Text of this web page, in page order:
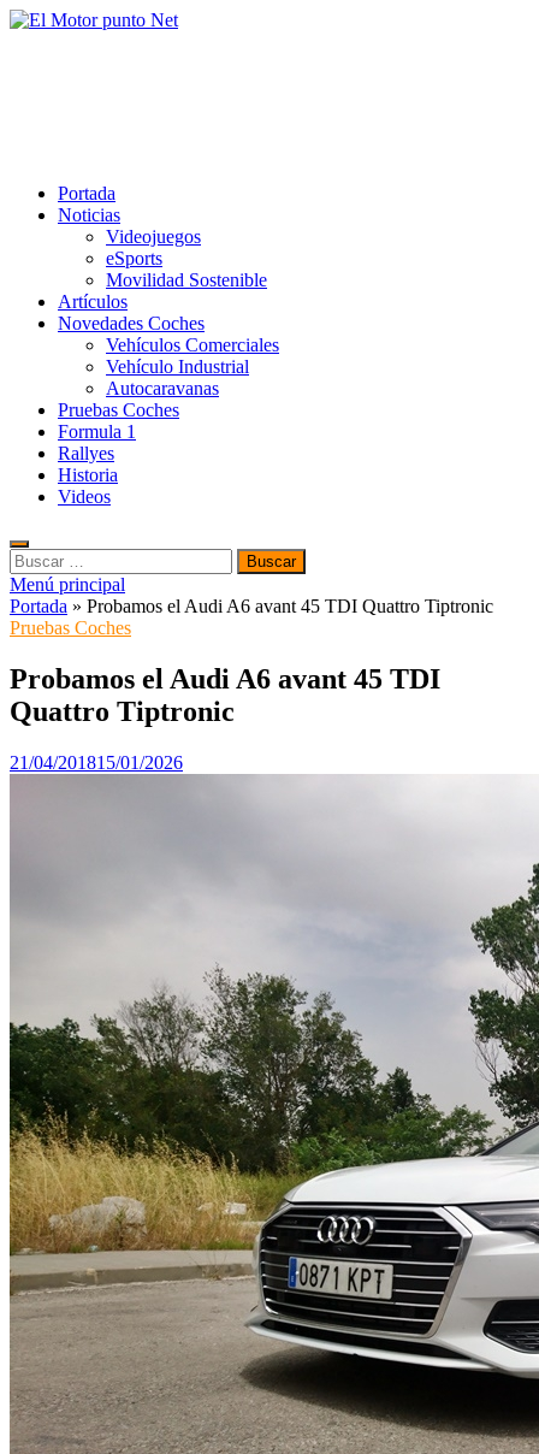
Saltar
Portada
Noticias
Videojuegos
eSports
Movilidad Sostenible
Artículos
Novedades Coches
Vehículos Comerciales
Vehículo Industrial
Autocaravanas
Pruebas Coches
Formula 1
Rallyes
Historia
Videos
Buscar:
Menú principal
Portada » Probamos el Audi A6 avant 45 TDI Quattro Tiptronic
Pruebas Coches
Probamos el Audi A6 avant 45 TDI
Quattro Tiptronic
21/04/201815/01/2026